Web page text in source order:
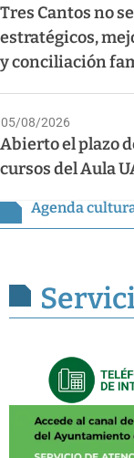
Tres Cantos no
estratégicos,
y conciliación
05/08/2026
Abierto el plazo
cursos del Aula
Agenda